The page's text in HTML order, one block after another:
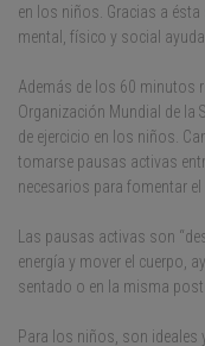
en los niños. Gracias a
mental, físico y social
Además de los 60 minutos
Organización Mundial de la
de ejercicio en los niños.
tomarse pausas activas
necesarios para fomentar el
Las pausas activas son
energía y mover el cuerpo,
sentado o en la misma
Para los niños, son ideales